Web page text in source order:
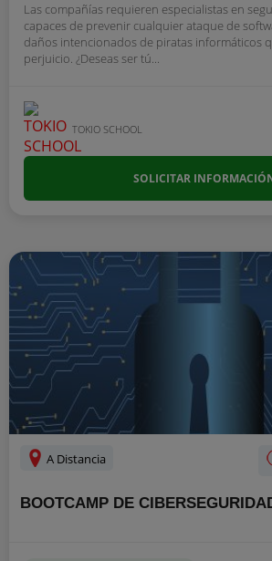
Las compañías requieren especialistas en
capaces de prevenir cualquier ataque de
daños intencionados de piratas informáticos
perjuicio. ¿Deseas ser tú...
TOKIO SCHOOL
SOLICITAR
A Distancia
BOOTCAMP DE